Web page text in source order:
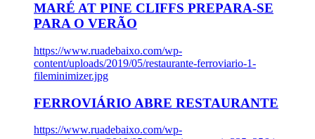
MARÉ AT PINE CLIFFS PREPARA-SE
PARA O VERÃO
https://www.ruadebaixo.com/wp-
content/uploads/2019/05/restaurante-ferroviario-1-
fileminimizer.jpg
FERROVIÁRIO ABRE RESTAURANTE
https://www.ruadebaixo.com/wp-